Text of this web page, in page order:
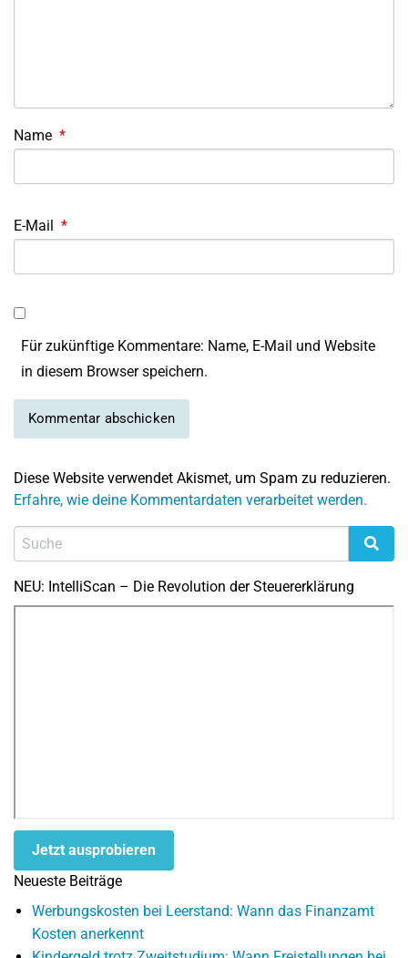
Name *
E-Mail *
Für zukünftige Kommentare: Name, E-Mail und Website
in diesem Browser speichern.
Diese Website verwendet Akismet, um Spam zu reduzieren.
Erfahre, wie deine Kommentardaten verarbeitet werden.
NEU: IntelliScan – Die Revolution der Steuererklärung
Jetzt ausprobieren
Neueste Beiträge
Werbungskosten bei Leerstand: Wann das Finanzamt
Kosten anerkennt